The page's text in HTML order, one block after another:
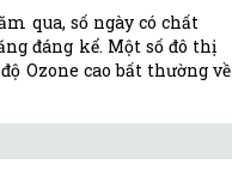
qua, số ngày có chất
đáng kể. Một số đô thị
Ozone cao bất thường về